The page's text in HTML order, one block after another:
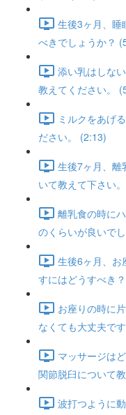
生後3ヶ月、睡
べきでしょうか？
添い乳はしな
教えてください。
ミルクをあげ
ださい。 (2:13)
生後7ヶ月、離
いて教えて下さい
離乳食の時に
のくらいが良いで
生後6ヶ月、お
すにはどうすべき
お座りの時に
なくても大丈夫で
マッサージは
関節脱臼について
波打つように